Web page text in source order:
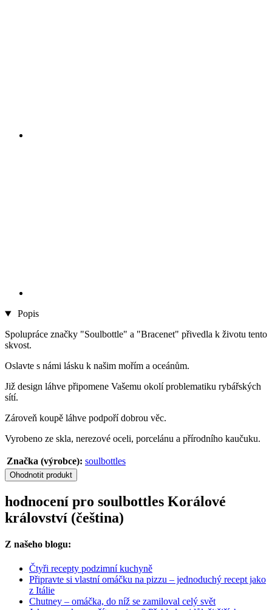
Popis
Spolupráce značky "Soulbottle" a "Bracenet" přivedla k životu tento
skvost.
Oslavte s námi lásku k našim mořím a oceánům.
Již design láhve připomene Vašemu okolí problematiku rybářských
sítí.
Zároveň koupě láhve podpoří dobrou věc.
Vyrobeno ze skla, nerezové oceli, porcelánu a přírodního kaučuku.
Značka (výrobce): soulbottles
Ohodnotit produkt
hodnocení pro soulbottles Korálové
království (čeština)
Z našeho blogu:
Čtyři recepty podzimní kuchyně
Připravte si vlastní omáčku na pizzu – jednoduchý recept jako
z Itálie
Chutney – omáčka, do níž se zamiloval celý svět